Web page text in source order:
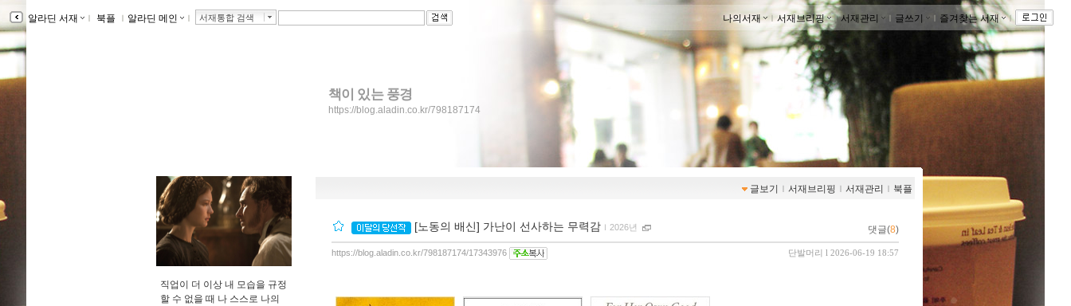
알라딘 서재 ｌ 북플 ｌ 알라딘 메인 ｌ 서재통합 검색 나의서재 ｌ서재브리핑 ｌ서재관리 ｌ 글쓰기 ｌ 즐겨찾는 서재 ｌ
책이 있는 풍경
https://blog.aladin.co.kr/798187174
글보기 ｌ 서재브리핑 ｌ 서재관리 ｌ 북플
[노동의 배신] 가난이 선사하는 무력감 ｌ 2026년 댓글(8)
단발머리 l 2026-06-19 18:57
https://blog.aladin.co.kr/798187174/17343976
직업이 더 이상 내 모습을 규정
할 수 없을 때 나 스스로 나의